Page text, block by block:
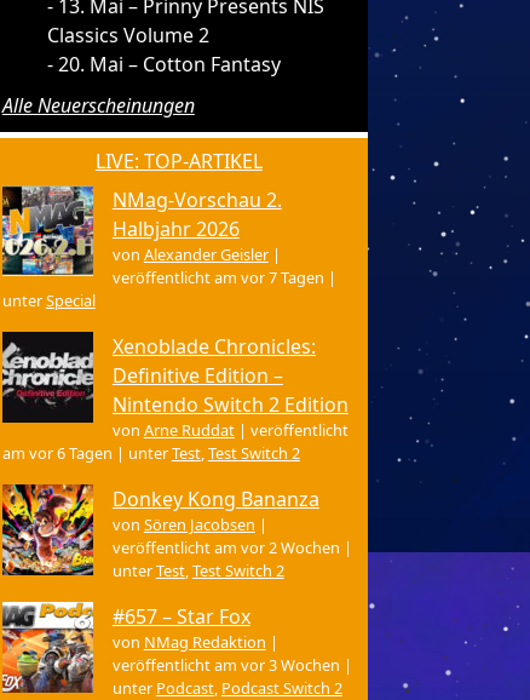
13. Mai – Prinny Presents NIS
Classics Volume 2
20. Mai – Cotton Fantasy
Alle Neuerscheinungen
LIVE: TOP-ARTIKEL
NMag-Vorschau 2.
Halbjahr 2026
von Alexander Geisler|
veröffentlicht am vor 7 Tagen |
unterSpecial
Xenoblade Chronicles:
Definitive Edition –
Nintendo Switch 2 Edition
von Arne Ruddat| veröffentlicht
am vor 6 Tagen | unterTest,Test Switch 2
Donkey Kong Bananza
von Sören Jacobsen |
veröffentlicht am vor 2 Wochen |
unterTest,Test Switch 2
#657 – Star Fox
von NMag Redaktion |
veröffentlicht am vor 3 Wochen |
unter Podcast, Podcast Switch 2